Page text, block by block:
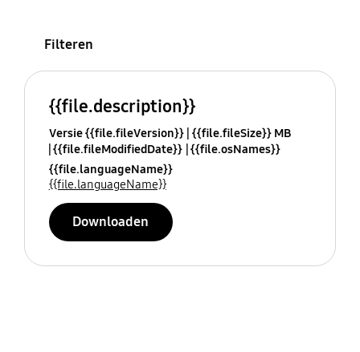
Filteren
{{file.description}}
Versie {{file.fileVersion}} {{file.fileSize}} MB
{{file.fileModifiedDate}} {{file.osNames}}
{{file.languageName}}
{{file.languageName}}
Downloaden